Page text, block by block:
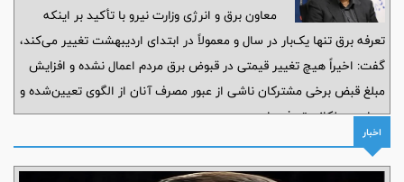
معاون برق و انرژی وزارت نیرو با تأکید بر اینکه
تعرفه برق تنها یک‌بار در سال و معمولاً در ابتدای اردیبهشت تغییر می‌کند،
گفت: اخیراً هیچ تغییر قیمتی در قبوض برق مردم اعمال نشده و افزایش
مبلغ قبض برخی مشترکان ناشی از عبور مصرف آنان از الگوی تعیین‌شده و
محاسبه پلکانی تعرفه‌هاست.
اخبار